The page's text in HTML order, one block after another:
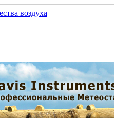
воздуха